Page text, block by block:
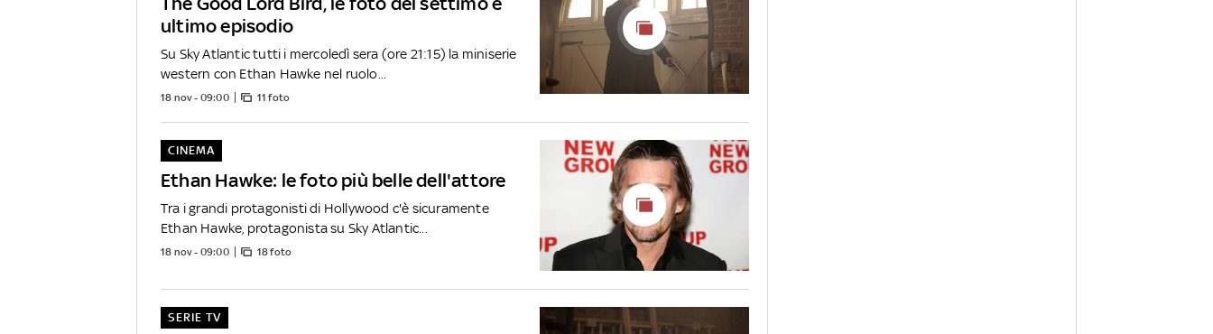
ultimo episodio
Su Sky Atlantic tutti i mercoledì sera (ore 21:15) la miniserie
western con Ethan Hawke nel ruolo...
18 nov - 09:00 11 foto
Ethan Hawke: le foto più belle dell'attore
CINEMA
Tra i grandi protagonisti di Hollywood c'è sicuramente
Ethan Hawke, protagonista su Sky Atlantic...
18 nov - 09:00 18 foto
SERIE TV